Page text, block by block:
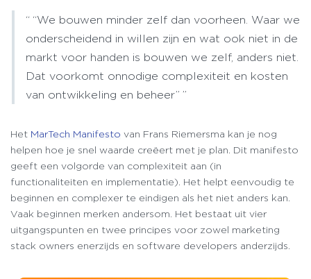
“We bouwen minder zelf dan voorheen. Waar we
onderscheidend in willen zijn en wat ook niet in de
markt voor handen is bouwen we zelf, anders niet.
Dat voorkomt onnodige complexiteit en kosten
van ontwikkeling en beheer”
Het MarTech Manifesto van Frans Riemersma kan je nog
helpen hoe je snel waarde creëert met je plan. Dit manifesto
geeft een volgorde van complexiteit aan (in
functionaliteiten en implementatie). Het helpt eenvoudig te
beginnen en complexer te eindigen als het niet anders kan.
Vaak beginnen merken andersom. Het bestaat uit vier
uitgangspunten en twee principes voor zowel marketing
stack owners enerzijds en software developers anderzijds.